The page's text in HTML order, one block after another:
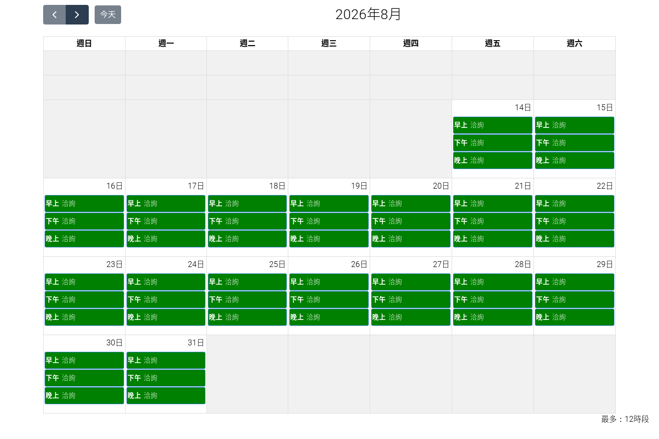
今天 2026年8月
週日 週一 週二 週三 週四 週五 週六
14日
早上 洽詢
下午 洽詢
晚上 洽詢
15日
早上 洽詢
下午 洽詢
晚上 洽詢
16日
早上 洽詢
下午 洽詢
晚上 洽詢
17日
早上 洽詢
下午 洽詢
晚上 洽詢
18日
早上 洽詢
下午 洽詢
晚上 洽詢
19日
早上 洽詢
下午 洽詢
晚上 洽詢
20日
早上 洽詢
下午 洽詢
晚上 洽詢
21日
早上 洽詢
下午 洽詢
晚上 洽詢
22日
早上 洽詢
下午 洽詢
晚上 洽詢
23日
早上 洽詢
下午 洽詢
晚上 洽詢
24日
早上 洽詢
下午 洽詢
晚上 洽詢
25日
早上 洽詢
下午 洽詢
晚上 洽詢
26日
早上 洽詢
下午 洽詢
晚上 洽詢
27日
早上 洽詢
下午 洽詢
晚上 洽詢
28日
早上 洽詢
下午 洽詢
晚上 洽詢
29日
早上 洽詢
下午 洽詢
晚上 洽詢
30日
早上 洽詢
下午 洽詢
晚上 洽詢
31日
早上 洽詢
下午 洽詢
晚上 洽詢
最多：12時段